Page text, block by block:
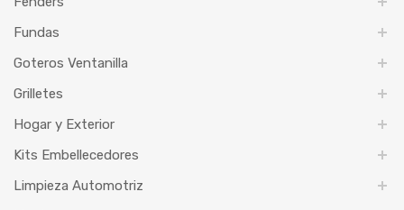
Fundas
Goteros Ventanilla
Grilletes
Hogar y Exterior
Kits Embellecedores
Limpieza Automotriz